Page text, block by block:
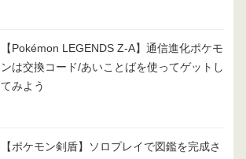
【Pokémon LEGENDS Z-A】通信進化ポケモ
ンは交換コード/あいことばを使ってゲットし
てみよう
【ポケモン剣盾】ソロプレイで図鑑を完成さ